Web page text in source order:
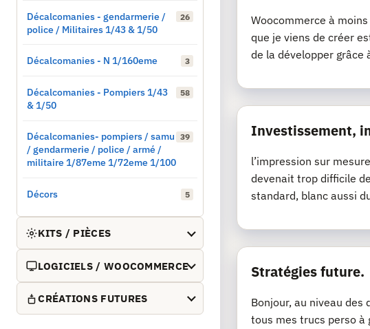
Woocommerce à
que je viens de créer
de la développer grâce
Investissement,
l’impression sur
devenait trop difficile
standard, blanc aussi
Stratégies future.
Bonjour, au niveau des
tous mes trucs perso à
Décalcomanies - gendarmerie /
police / Militaires 1/43 & 1/50
26
Décalcomanies - N 1/160eme 3
Décalcomanies - Pompiers 1/43
& 1/50
58
Décalcomanies- pompiers / samu
/ gendarmerie / police / armé /
militaire 1/87eme 1/72eme 1/100
39
Décors 5
KITS / PIÈCES
LOGICIELS / WOOCOMMERCE
CRÉATIONS FUTURES